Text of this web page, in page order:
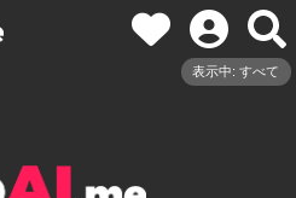
表示中: すべて